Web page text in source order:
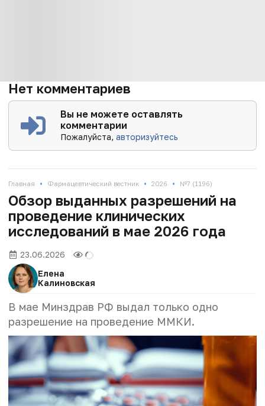
Нет комментариев
Вы не можете оставлять
комментарии
Пожалуйста,авторизуйтесь
Главная • Фармацевтический вестник • 2026 • №7 (1196)
Обзор выданных разрешений на
проведение клинических
исследований в мае 2026 года
23.06.2026
Елена
Калиновская
В мае Минздрав РФ выдал только одно
разрешение на проведение ММКИ.